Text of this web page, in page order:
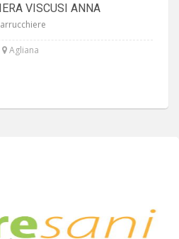
VISCUSI ANNA
Agliana